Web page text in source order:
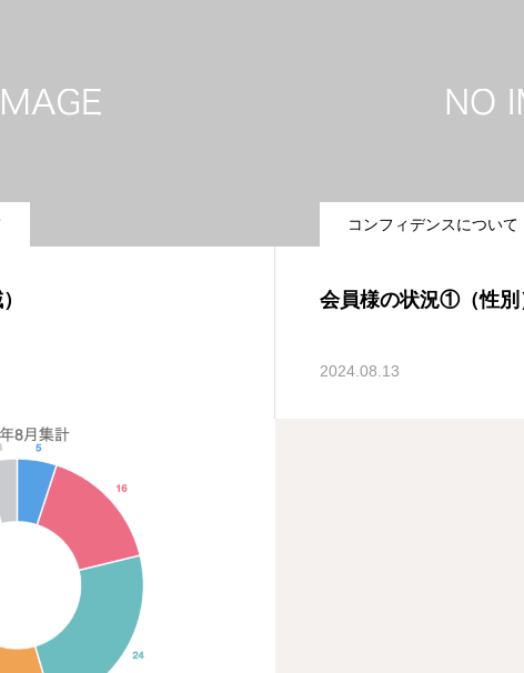
コンフィデンスについて
会員様の状況①（性別
2024.08.13